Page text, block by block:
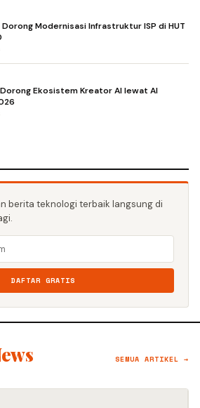
Modernisasi Infrastruktur ISP di HUT
Ekosistem Kreator AI lewat AI
berita teknologi terbaik langsung di
DAFTAR GRATIS
SEMUA ARTIKEL →